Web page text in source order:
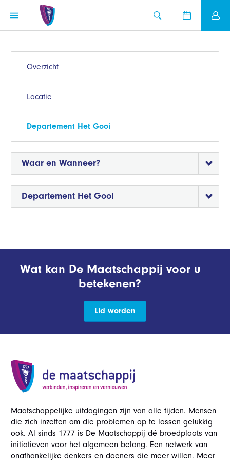
Overzicht
Locatie
Departement Het Gooi
Waar en Wanneer?
Departement Het Gooi
Wat kan De Maatschappij voor u
betekenen?
Lid worden
Maatschappelijke uitdagingen zijn van alle tijden. Mensen
die zich inzetten om die problemen op te lossen gelukkig
ook. Al sinds 1777 is De Maatschappij dé broedplaats van
initiatieven voor het algemeen belang. Een netwerk van
onafhankelijke denkers en doeners die meer willen. Meer